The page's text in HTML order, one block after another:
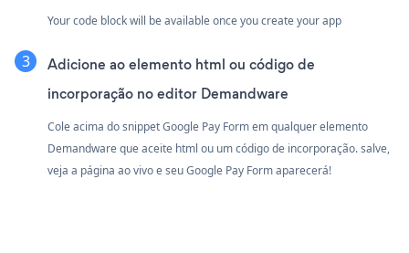
Your code block will be available once you create your app
Adicione ao elemento html ou código de
incorporação no editor Demandware
Cole acima do snippet Google Pay Form em qualquer elemento
Demandware que aceite html ou um código de incorporação. salve,
veja a página ao vivo e seu Google Pay Form aparecerá!